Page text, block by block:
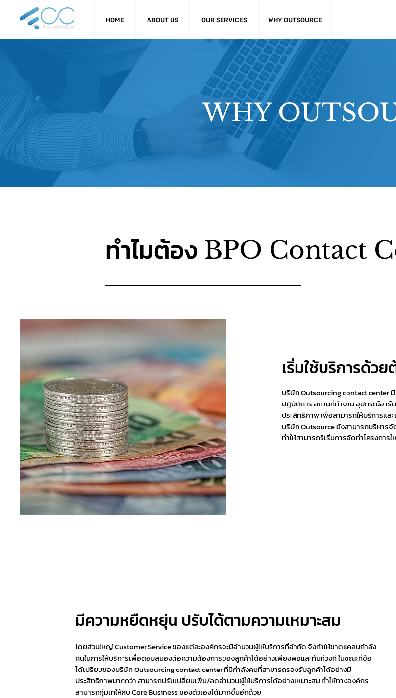
HOME ABOUT US OUR SERVICES WHY OUTSOURCE
WHY
ทำไมต้อง BPO Contact
เริ่มใช้บริการด้ว
บริษัท Outsourcing contact center
ปฎิบัติการ สถานที่ทำงาน อุปกรณ์ฮาร์
ประสิทธิภาพ เพื่อสามารถให้บริการแ
บริษัท Outsource ยังสามารถบริหาร
ทำให้สามารถริเริ่มการจัดทำโครงการ
มีความหยืดหยุ่น ปรับได้ตามความเหมาะสม
โดยส่วนใหญ่ Customer Service ของแต่ละองค์กรจะมีจำนวนผู้ให้บริการที่จำกัด จึงทำให้ขาดแคลนกำลัง
คนในการให้บริการเพื่อตอบสนองต่อความต้องการของลูกค้าได้อย่างเพียงพอและทันท่วงที ในขณะที่ข้อ
ได้เปรียบของบริษัท Outsourcing contact center ที่มีกำลังคนที่สามารถรองรับลูกค้าได้อย่างมี
ประสิทธิภาพมากกว่า สามารถปรับเปลี่ยนเพิ่ม/ลดจำนวนผู้ให้บริการได้อย่างเหมาะสม ทำให้ทางองค์กร
สามารถทุ่มเทให้กับ Core Business ของตัวเองได้มากขึ้นอีกด้วย